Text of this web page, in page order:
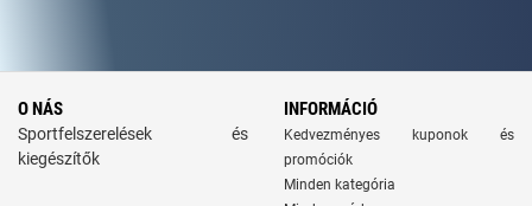
O NÁS
Sportfelszerelések és
kiegészítők
INFORMÁCIÓ
Kedvezményes kuponok és
promóciók
Minden kategória